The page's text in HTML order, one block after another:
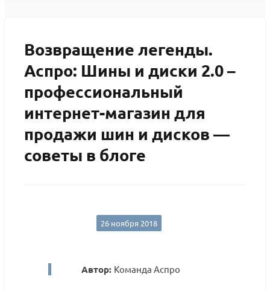
Возвращение легенды.
Аспро: Шины и диски 2.0 –
профессиональный
интернет-магазин для
продажи шин и дисков —
советы в блоге
26 ноября 2018
Автор: Команда Аспро